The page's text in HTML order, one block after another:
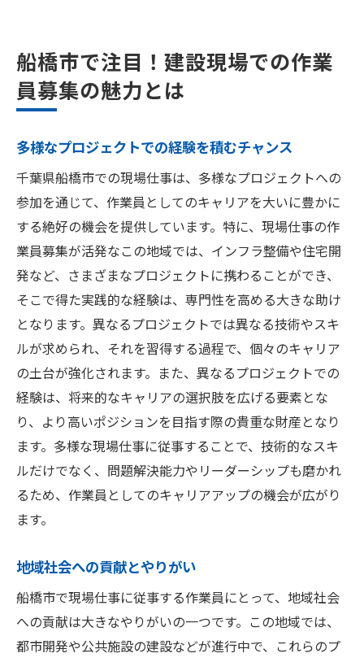
パス
作業員としてのスキル向上のサポート体制
都市開発が進む船橋市で現場仕事を求めるなら
今がチャンス
都市開発プロジェクトの急増に伴う需要
船橋市のインフラ整備とその重要性
新規プロジェクト参加のチャンスが多数
地域の発展と共に成長するキャリア
求められる作業員のスキルと条件
未経験者でも始めやすい環境
経験者も未経験者も歓迎！船橋市の建設現場で
新たな道を
未経験者向けの教育プログラム
経験豊富なスタッフから学ぶ機会
スキルアップを目指すためのサポート
多様なバックグラウンドを持つ仲間との協
ス
現場での実務経験を通じた成長
安定した雇用とスキルアップが可能な船橋市の
作業員募集情報
船橋市で注目！建設現場での作業
員募集の魅力とは
多様なプロジェクトでの経験を積むチャンス
千葉県船橋市での現場仕事は、多様なプロジェクトへの
参加を通じて、作業員としてのキャリアを大いに豊かに
する絶好の機会を提供しています。特に、現場仕事の作
業員募集が活発なこの地域では、インフラ整備や住宅開
発など、さまざまなプロジェクトに携わることができ、
そこで得た実践的な経験は、専門性を高める大きな助け
となります。異なるプロジェクトでは異なる技術やスキ
ルが求められ、それを習得する過程で、個々のキャリア
の土台が強化されます。また、異なるプロジェクトでの
経験は、将来的なキャリアの選択肢を広げる要素とな
り、より高いポジションを目指す際の貴重な財産となり
ます。多様な現場仕事に従事することで、技術的なスキ
ルだけでなく、問題解決能力やリーダーシップも磨かれ
るため、作業員としてのキャリアアップの機会が広がり
ます。
地域社会への貢献とやりがい
船橋市で現場仕事に従事する作業員にとって、地域社会
への貢献は大きなやりがいの一つです。この地域では、
都市開発や公共施設の建設などが進行中で、これらのプ